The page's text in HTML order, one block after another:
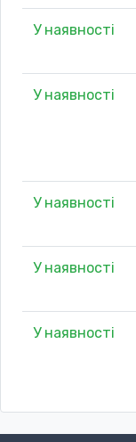
У наявності
У наявності
У наявності
У наявності
У наявності